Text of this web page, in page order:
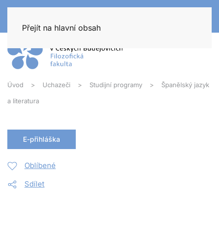
Přejít na hlavní obsah
Úvod Uchazeči Studijní programy Španělský jazyk
a literatura
E-přihláška
Oblíbené
Sdílet